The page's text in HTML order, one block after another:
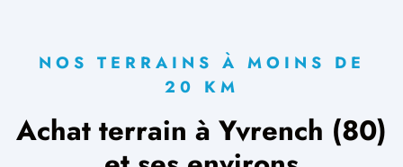
NOS TERRAINS À MOINS DE
20 KM
Achat terrain à Yvrench (80)